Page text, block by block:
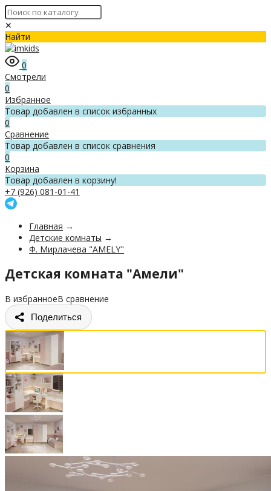
✕
Найти
0
Смотрели
0
Избранное
Товар добавлен в список избранных
0
Сравнение
Товар добавлен в список сравнения
0
Корзина
Товар добавлен в корзину!
+7 (926) 081-01-41
Главная →
Детские комнаты →
Ф. Мирлачева "AMELY"
Детская комната "Амели"
В избранноеВ сравнение
Поделиться